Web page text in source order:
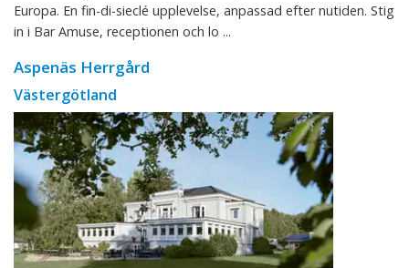
Europa. En fin-di-sieclé upplevelse, anpassad efter nutiden. Stig
in i Bar Amuse, receptionen och lo ...
Aspenäs Herrgård
Västergötland